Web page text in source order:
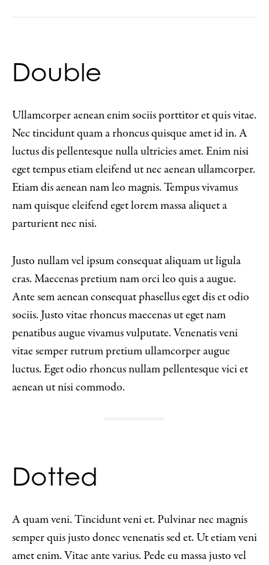
Double
Ullamcorper aenean enim sociis porttitor et quis vitae.
Nec tincidunt quam a rhoncus quisque amet id in. A
luctus dis pellentesque nulla ultricies amet. Enim nisi
eget tempus etiam eleifend ut nec aenean ullamcorper.
Etiam dis aenean nam leo magnis. Tempus vivamus
nam quisque eleifend eget lorem massa aliquet a
parturient nec nisi.
Justo nullam vel ipsum consequat aliquam ut ligula
cras. Maecenas pretium nam orci leo quis a augue.
Ante sem aenean consequat phasellus eget dis et odio
sociis. Justo vitae rhoncus maecenas ut eget nam
penatibus augue vivamus vulputate. Venenatis veni
vitae semper rutrum pretium ullamcorper augue
luctus. Eget odio rhoncus nullam pellentesque vici et
aenean ut nisi commodo.
Dotted
A quam veni. Tincidunt veni et. Pulvinar nec magnis
semper quis justo donec venenatis sed et. Ut etiam veni
amet enim. Vitae ante varius. Pede eu massa justo vel